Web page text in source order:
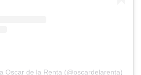
Oscar de la Renta (@oscardelarenta)